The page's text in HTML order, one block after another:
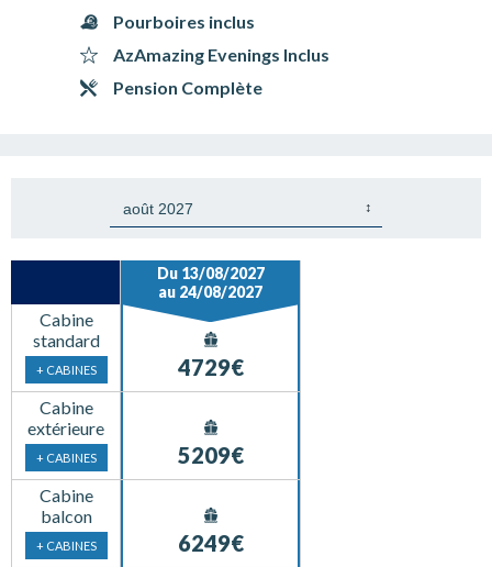
Pourboires inclus
AzAmazing Evenings Inclus
Pension Complète
Cabine
standard
+ CABINES
Cabine
extérieure
+ CABINES
Cabine
balcon
+ CABINES
Du 13/08/2027
au 24/08/2027
4729€
5209€
6249€